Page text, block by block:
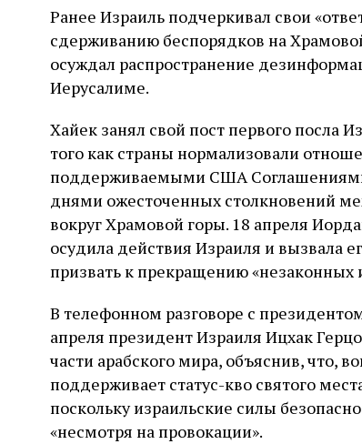
Ранее Израиль подчеркивал свои
сдерживанию беспорядков на
осуждал распространение
Иерусалиме.
Хайек занял свой пост первого посла
того как страны нормализовали
поддерживаемыми США Соглашениями
днями ожесточенных столкновений
вокруг Храмовой горы. 18 апреля
осудила действия Израиля и вызвала
призвать к прекращению
В телефонном разговоре с
апреля президент Израиля Ицхак
части арабского мира, объяснив, что,
поддерживает статус-кво святого
поскольку израильские силы
«несмотря на провокации».